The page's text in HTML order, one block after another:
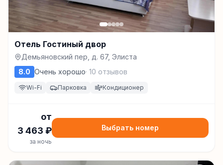
Отель Гостиный двор
Демьяновский пер, д. 67, Элиста
8.0 Очень хорошо· 10 отзывов
Wi-Fi Парковка Кондиционер
от
3 463 ₽
за ночь
Выбрать номер